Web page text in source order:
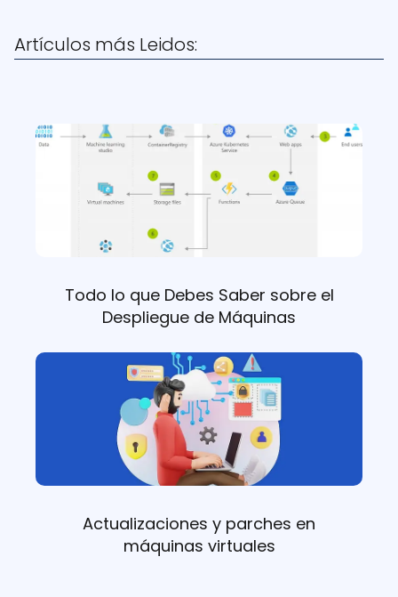
Artículos más Leidos:
Todo lo que Debes Saber sobre el
Despliegue de Máquinas
Actualizaciones y parches en
máquinas virtuales